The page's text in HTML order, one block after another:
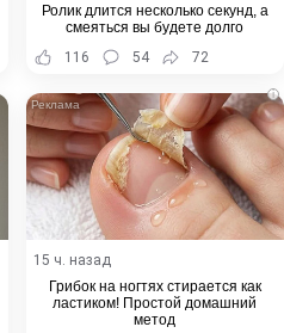
Ролик длится несколько секунд, а
смеяться вы будете долго
116
54 72
i
15 ч. назад
Грибок на ногтях стирается как
ластиком! Простой домашний
метод